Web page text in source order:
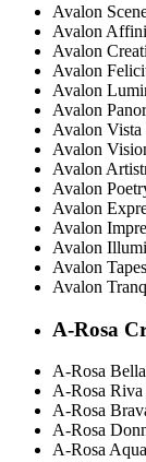
Avalon
Avalon
Avalon
Avalon
Avalon
Avalon
Avalon Vista
Avalon
Avalon
Avalon
Avalon
Avalon
Avalon
Avalon
Avalon
A-Rosa
A-Rosa Bella
A-Rosa Riva
A-Rosa
A-Rosa
A-Rosa Aqua